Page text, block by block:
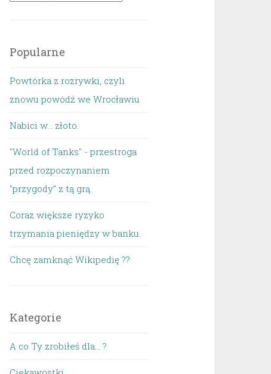
Popularne
Powtórka z rozrywki, czyli
znowu powódź we Wrocławiu
Nabici w... złoto.
"World of Tanks" - przestroga
przed rozpoczynaniem
"przygody" z tą grą.
Coraz większe ryzyko
trzymania pieniędzy w banku.
Chcę zamknąć Wikipedię ??
Kategorie
A co Ty zrobiłeś dla… ?